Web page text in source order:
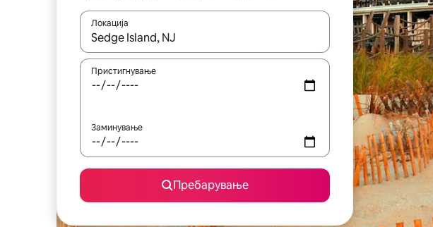
Локација
Кога резултатите се достапни, движете се со копчињата со стрелки
Пристигнување
Заминување
Пребарување